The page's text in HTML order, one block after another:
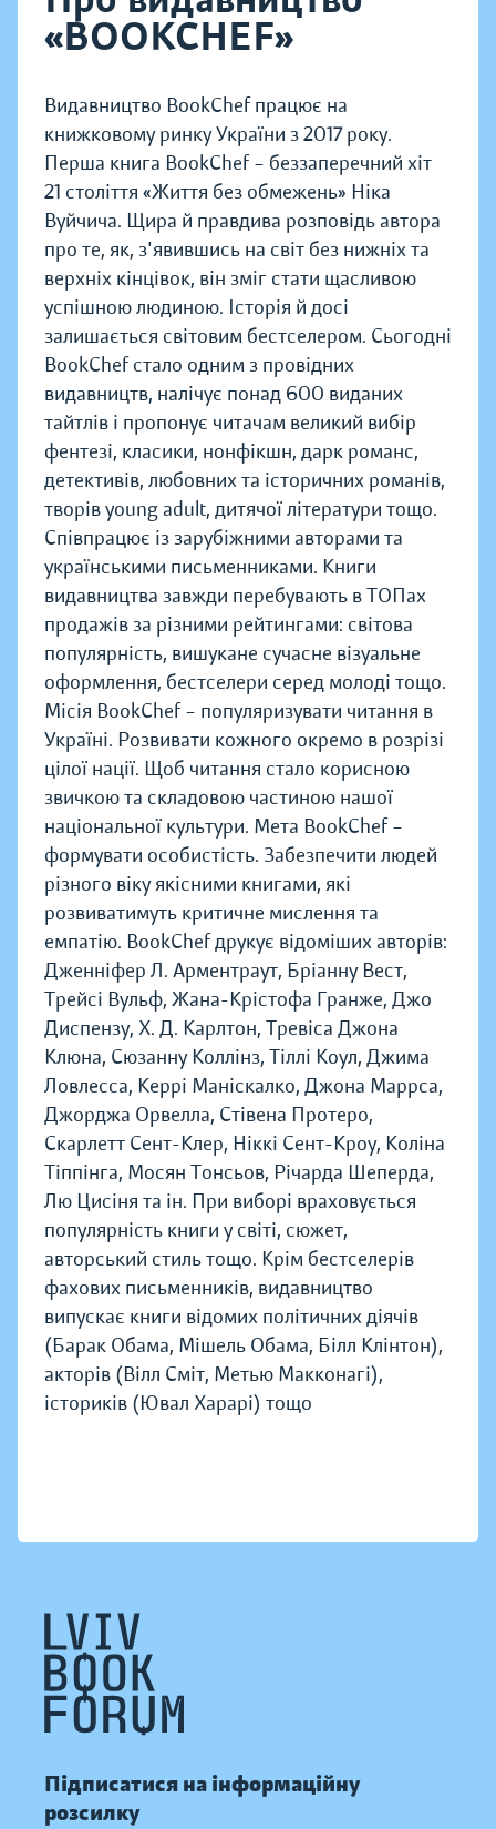
«BOOKCHEF»
Видавництво BookChef працює на
книжковому ринку України з 2017 року.
Перша книга BookChef – беззаперечний хіт
21 століття «Життя без обмежень» Ніка
Вуйчича. Щира й правдива розповідь автора
про те, як, з'явившись на світ без нижніх та
верхніх кінцівок, він зміг стати щасливою
успішною людиною. Історія й досі
залишається світовим бестселером. Сьогодні
BookChef стало одним з провідних
видавництв, налічує понад 600 виданих
тайтлів і пропонує читачам великий вибір
фентезі, класики, нонфікшн, дарк романс,
детективів, любовних та історичних романів,
творів young adult, дитячої літератури тощо.
Співпрацює із зарубіжними авторами та
українськими письменниками. Книги
видавництва завжди перебувають в ТОПах
продажів за різними рейтингами: світова
популярність, вишукане сучасне візуальне
оформлення, бестселери серед молоді тощо.
Місія BookChef – популяризувати читання в
Україні. Розвивати кожного окремо в розрізі
цілої нації. Щоб читання стало корисною
звичкою та складовою частиною нашої
національної культури. Мета BookChef –
формувати особистість. Забезпечити людей
різного віку якісними книгами, які
розвиватимуть критичне мислення та
емпатію. BookChef друкує відоміших авторів:
Дженніфер Л. Арментраут, Бріанну Вест,
Трейсі Вульф, Жана-Крістофа Гранже, Джо
Диспензу, Х. Д. Карлтон, Тревіса Джона
Клюна, Сюзанну Коллінз, Тіллі Коул, Джима
Ловлесса, Керрі Маніскалко, Джона Маррса,
Джорджа Орвелла, Стівена Протеро,
Скарлетт Сент-Клер, Ніккі Сент-Кроу, Коліна
Тіппінга, Мосян Тонсьов, Річарда Шеперда,
Лю Цисіня та ін. При виборі враховується
популярність книги у світі, сюжет,
авторський стиль тощо. Крім бестселерів
фахових письменників, видавництво
випускає книги відомих політичних діячів
(Барак Обама, Мішель Обама, Білл Клінтон),
акторів (Вілл Сміт, Метью Макконагі),
істориків (Ювал Харарі) тощо
Підписатися на інформаційну
розсилку